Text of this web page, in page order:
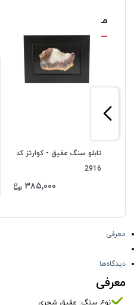
محصولات مشابه
تابلو سنگ عقیق - کوارتز کد
2916
۳۸۵,۰۰۰
معرفی
دیدگاه‌ها
معرفی
نوع سنگ: عقیق شجری